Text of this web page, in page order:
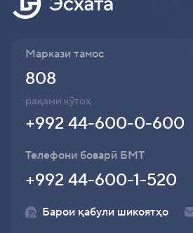
Маркази тамос
рақами кӯтоҳ
808
+992 44-600-0-600
Телефони боварӣ БМТ
+992 44-600-1-520
Барои қабули шикоятҳо